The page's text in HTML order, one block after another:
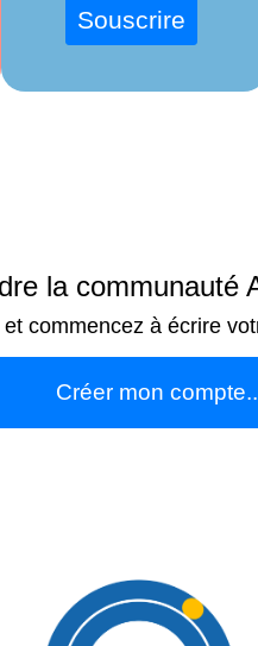
la communauté
commencez à écrire
Créer mon